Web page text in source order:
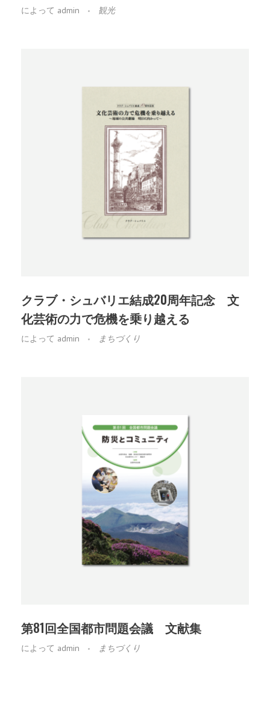
によって admin 観光
クラブ・シュバリエ結成20周年記念 文
化芸術の力で危機を乗り越える
によって admin まちづくり
第81回全国都市問題会議 文献集
によって admin まちづくり